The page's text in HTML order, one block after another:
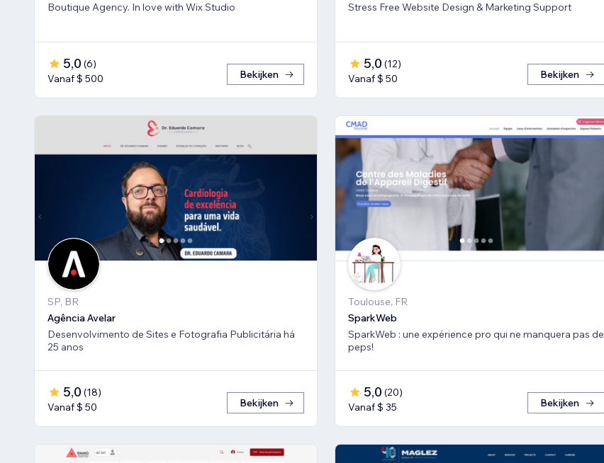
Boutique Agency. In love with Wix Studio
5,0 (6)
Vanaf $ 500
Bekijken
Stress Free Website Design & Marketing Support
5,0 (12)
Vanaf $ 50
Bekijken
SP, BR
Agência Avelar
Desenvolvimento de Sites e Fotografia Publicitária há
25 anos
5,0 (18)
Vanaf $ 50
Bekijken
Toulouse, FR
SparkWeb
SparkWeb : une expérience pro qui ne manquera pas de
peps!
5,0 (20)
Vanaf $ 35
Bekijken